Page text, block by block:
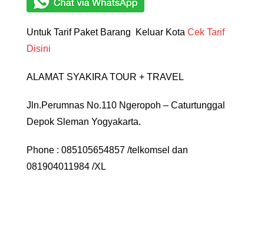
Untuk Tarif Paket Barang Keluar Kota Cek Tarif
Disini
ALAMAT SYAKIRA TOUR + TRAVEL
Jln.Perumnas No.110 Ngeropoh – Caturtunggal
Depok Sleman Yogyakarta.
Phone : 085105654857 /telkomsel dan
081904011984 /XL